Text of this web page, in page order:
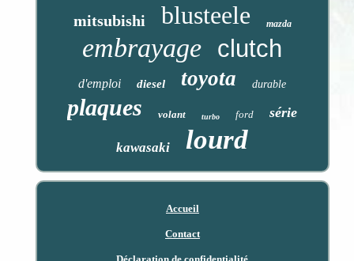
mitsubishi blusteele mazda
embrayage clutch
d'emploi diesel toyota durable
plaques volant turbo ford série
kawasaki lourd
Accueil
Contact